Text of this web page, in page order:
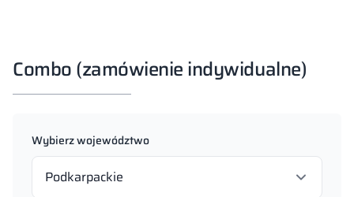
Combo (zamówienie indywidualne)
Wybierz województwo
Podkarpackie